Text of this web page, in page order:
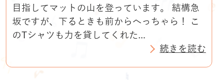
目指してマットの山を登っています。 結構急
坂ですが、下るときも前からへっちゃら！ こ
のTシャツも力を貸してくれた...
続きを読む